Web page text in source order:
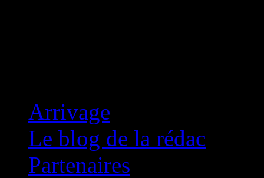
Arrivage
Le blog de la rédac
Partenaires